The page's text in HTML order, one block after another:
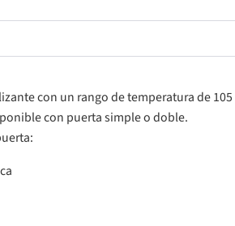
con un rango de temperatura de 105
con puerta simple o doble.